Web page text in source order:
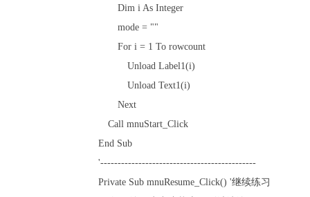
Dim i As Integer
mode = ""
For i = 1 To rowcount
Unload Label1(i)
Unload Text1(i)
Next
Call mnuStart_Click
End Sub
'---------------------------------------------
Private Sub mnuResume_Click() '继续练习